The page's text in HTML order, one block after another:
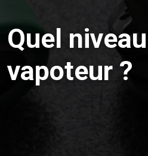
Quel
vapoteur ?